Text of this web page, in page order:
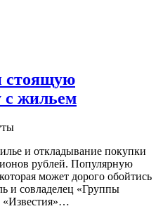
стоящую
с жильем
и откладывание покупки
рублей. Популярную
может дорого обойтись
и совладелец «Группы